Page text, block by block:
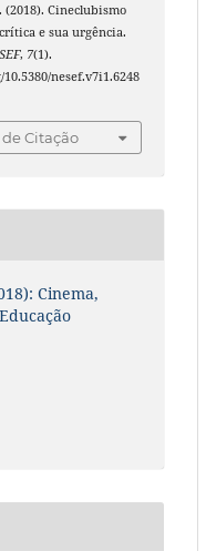
(2018). Cineclubismo
e sua urgência.
, 7(1).
nesef.v7i1.6248
Citação
Cinema,